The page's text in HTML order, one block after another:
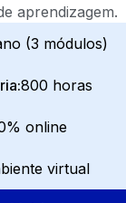
aprendizagem.
(3 módulos)
800 horas
online
virtual